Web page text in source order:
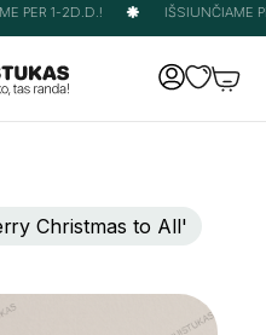
PER 1-2D.D.! IŠSIUNČIAME
Christmas to All'